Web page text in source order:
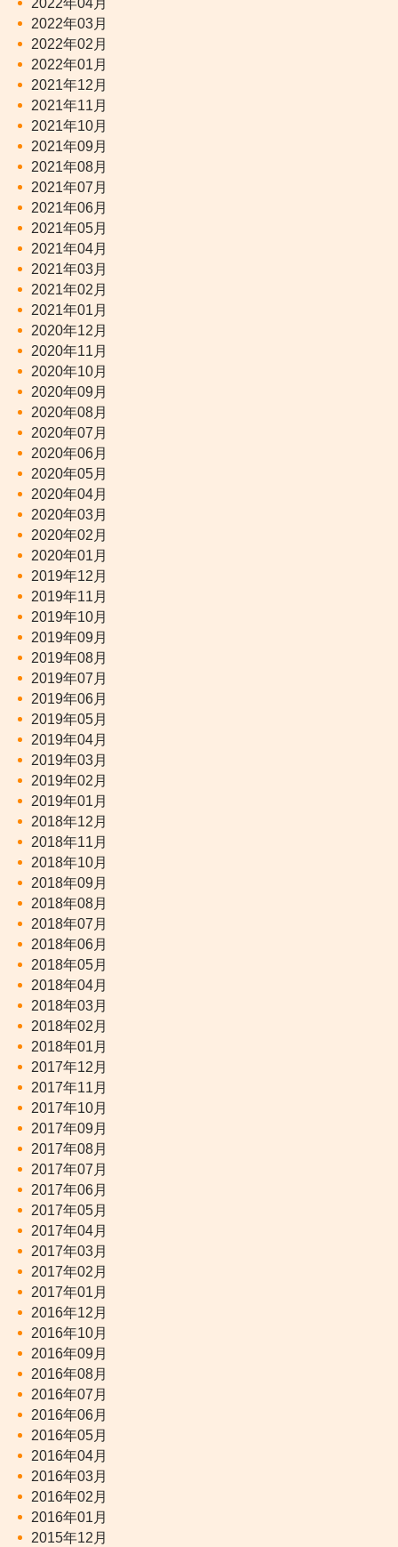
2022年04月
2022年03月
2022年02月
2022年01月
2021年12月
2021年11月
2021年10月
2021年09月
2021年08月
2021年07月
2021年06月
2021年05月
2021年04月
2021年03月
2021年02月
2021年01月
2020年12月
2020年11月
2020年10月
2020年09月
2020年08月
2020年07月
2020年06月
2020年05月
2020年04月
2020年03月
2020年02月
2020年01月
2019年12月
2019年11月
2019年10月
2019年09月
2019年08月
2019年07月
2019年06月
2019年05月
2019年04月
2019年03月
2019年02月
2019年01月
2018年12月
2018年11月
2018年10月
2018年09月
2018年08月
2018年07月
2018年06月
2018年05月
2018年04月
2018年03月
2018年02月
2018年01月
2017年12月
2017年11月
2017年10月
2017年09月
2017年08月
2017年07月
2017年06月
2017年05月
2017年04月
2017年03月
2017年02月
2017年01月
2016年12月
2016年10月
2016年09月
2016年08月
2016年07月
2016年06月
2016年05月
2016年04月
2016年03月
2016年02月
2016年01月
2015年12月